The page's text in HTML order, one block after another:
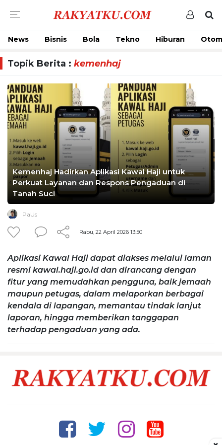
News Bisnis Bola Tekno Hiburan
Topik Berita : kemenhaj
Kemenhaj Hadirkan Aplikasi Kawal Haji untuk
Perkuat Layanan dan Respons Pengaduan di
Tanah Suci
PaUs
Rabu, 22 April 2026 13:50
Aplikasi Kawal Haji dapat diakses melalui laman
resmi kawal.haji.go.id dan dirancang dengan
fitur yang memudahkan pengguna, baik jemaah
maupun petugas, dalam melaporkan berbagai
kendala di lapangan, memantau tindak lanjut
laporan, hingga memberikan tanggapan
terhadap pengaduan yang ada.